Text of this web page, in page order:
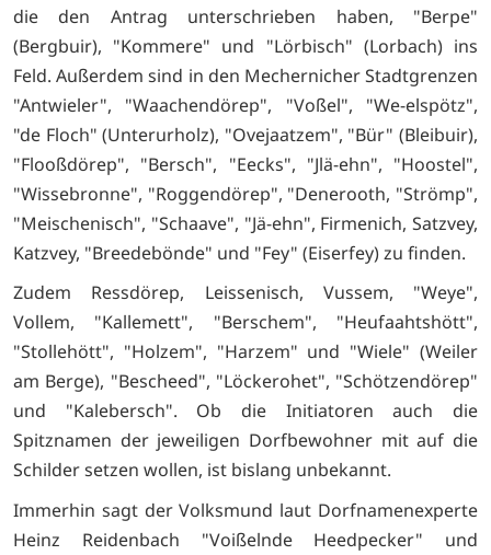
die den Antrag unterschrieben haben, "Berpe"
(Bergbuir), "Kommere" und "Lörbisch" (Lorbach) ins
Feld. Außerdem sind in den Mechernicher Stadtgrenzen
"Antwieler", "Waachendörep", "Voßel", "We-elspötz",
"de Floch" (Unterurholz), "Ovejaatzem", "Bür" (Bleibuir),
"Flooßdörep", "Bersch", "Eecks", "Jlä-ehn", "Hoostel",
"Wissebronne", "Roggendörep", "Denerooth, "Strömp",
"Meischenisch", "Schaave", "Jä-ehn", Firmenich, Satzvey,
Katzvey, "Breedebönde" und "Fey" (Eiserfey) zu finden.
Zudem Ressdörep, Leissenisch, Vussem, "Weye",
Vollem, "Kallemett", "Berschem", "Heufaahtshött",
"Stollehött", "Holzem", "Harzem" und "Wiele" (Weiler
am Berge), "Bescheed", "Löckerohet", "Schötzendörep"
und "Kalebersch". Ob die Initiatoren auch die
Spitznamen der jeweiligen Dorfbewohner mit auf die
Schilder setzen wollen, ist bislang unbekannt.
Immerhin sagt der Volksmund laut Dorfnamenexperte
Heinz Reidenbach "Voißelnde Heedpecker" und